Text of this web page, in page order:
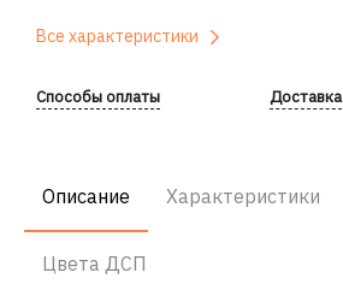
Все характеристики
Способы оплаты Доставка
Описание Характеристики
Цвета ДСП